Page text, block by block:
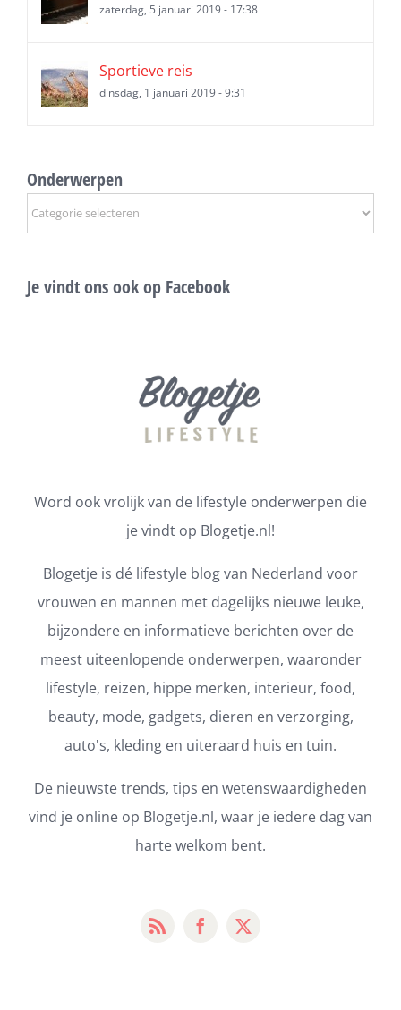
zaterdag, 5 januari 2019 - 17:38
Sportieve reis
dinsdag, 1 januari 2019 - 9:31
Onderwerpen
Onderwerpen
Je vindt ons ook op Facebook
Word ook vrolijk van de lifestyle onderwerpen die
je vindt op Blogetje.nl!
Blogetje is dé lifestyle blog van Nederland voor
vrouwen en mannen met dagelijks nieuwe leuke,
bijzondere en informatieve berichten over de
meest uiteenlopende onderwerpen, waaronder
lifestyle, reizen, hippe merken, interieur, food,
beauty, mode, gadgets, dieren en verzorging,
auto's, kleding en uiteraard huis en tuin.
De nieuwste trends, tips en wetenswaardigheden
vind je online op Blogetje.nl, waar je iedere dag van
harte welkom bent.